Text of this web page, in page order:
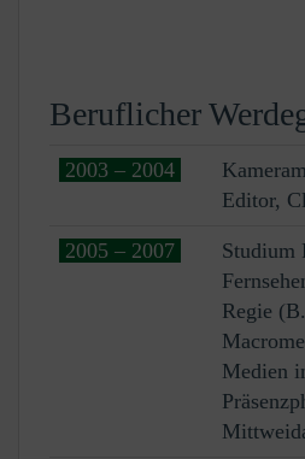
Beruflicher
2003 – 2004
Editor,
2005 – 2007
Studium
Regie
Medien